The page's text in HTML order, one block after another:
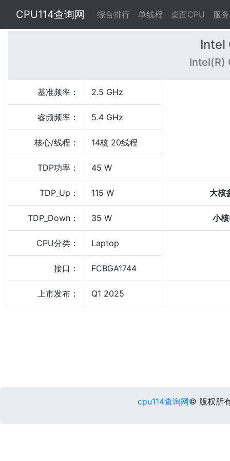
CPU114查询网 综合排行 单线程 桌面CPU 服
Intel
Intel(R)
基准频率： 2.5 GHz
睿频频率： 5.4 GHz
核心/线程： 14核 20线程
TDP功率： 45 W
TDP_Up： 115 W 大核
TDP_Down： 35 W 小
CPU分类： Laptop
接口： FCBGA1744
上市发布： Q1 2025
cpu114查询网© 版权所